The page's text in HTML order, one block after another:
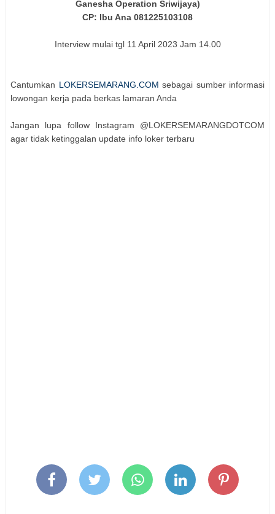
Ganesha Operation Sriwijaya)
CP: Ibu Ana 081225103108
Interview mulai tgl 11 April 2023 Jam 14.00
Cantumkan LOKERSEMARANG.COM sebagai sumber informasi
lowongan kerja pada berkas lamaran Anda
Jangan lupa follow Instagram @LOKERSEMARANGDOTCOM
agar tidak ketinggalan update info loker terbaru